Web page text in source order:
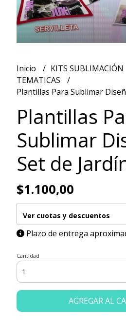
Inicio KITS SUBLIMACIÓN
TEMATICAS
Plantillas Para Sublimar
Plantillas
Sublimar
Set de
$1.100,00
Ver cuotas y descuentos
Plazo de entrega
Cantidad
AGREGAR AL